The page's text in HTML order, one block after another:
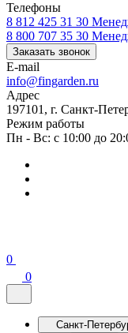
Телефоны
8 812 425 31 30
8 800 707 35 30
Заказать звонок
E-mail
info@fingarden.ru
Адрес
197101, г. Санкт-
Режим работы
Пн - Вс: с 10:00 до
0
0
Санкт-